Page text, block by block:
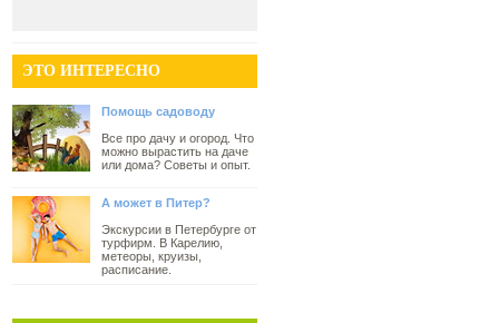
ЭТО ИНТЕРЕСНО
Помощь садоводу
Все про дачу и огород. Что
можно вырастить на даче
или дома? Советы и опыт.
А может в Питер?
Экскурсии в Петербурге от
турфирм. В Карелию,
метеоры, круизы,
расписание.